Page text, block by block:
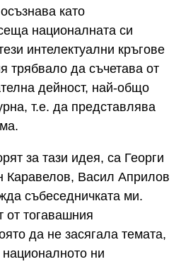
като
националната си
интелектуални кръгове
трябвало да съчетава от
дейност, най-общо
т.е. да представлява
за тази идея, са Георги
Каравелов, Васил Априлов
събеседничката ми.
от тогавашния
да не засягала темата,
ни